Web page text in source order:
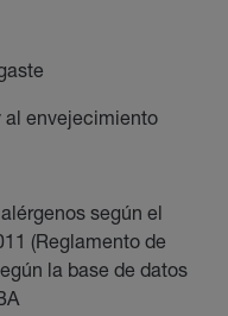
al envejecimiento
según el
(Reglamento de
la base de datos